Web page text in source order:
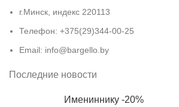
г.Минск, индекс 220113
Телефон: +375(29)344-00-25
Email: info@bargello.by
Последние новости
Имениннику -20%